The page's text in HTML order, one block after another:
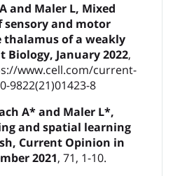
and Maler L, Mixed
sensory and motor
thalamus of a weakly
Biology, January 2022,
www.cell.com/current-
9822(21)01423-8
A* and Maler L*,
and spatial learning
Current Opinion in
2021, 71, 1-10.